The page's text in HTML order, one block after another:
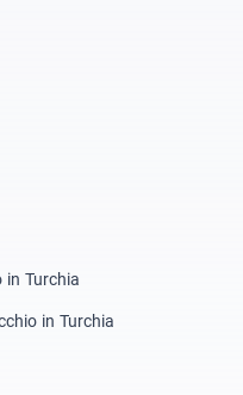
in Turchia
in Turchia